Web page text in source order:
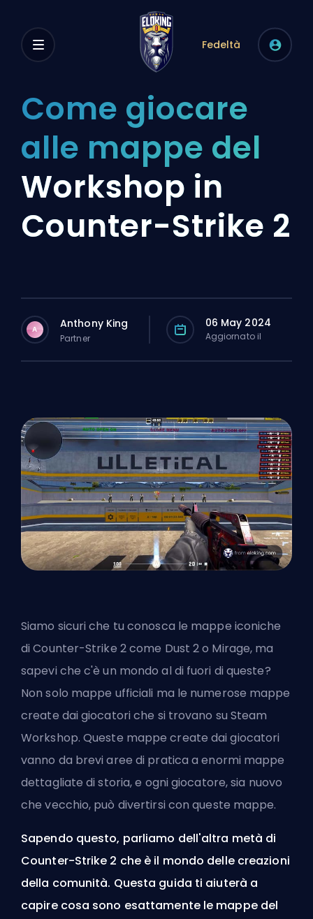
Fedeltà
Come giocare
alle mappe del
Workshop in
Counter-Strike 2
A Anthony King
Partner
06 May 2024
Aggiornato il
Siamo sicuri che tu conosca le mappe iconiche
di Counter-Strike 2 come Dust 2 o Mirage, ma
sapevi che c'è un mondo al di fuori di queste?
Non solo mappe ufficiali ma le numerose mappe
create dai giocatori che si trovano su Steam
Workshop. Queste mappe create dai giocatori
vanno da brevi aree di pratica a enormi mappe
dettagliate di storia, e ogni giocatore, sia nuovo
che vecchio, può divertirsi con queste mappe.
Sapendo questo, parliamo dell'altra metà di
Counter-Strike 2 che è il mondo delle creazioni
della comunità. Questa guida ti aiuterà a
capire cosa sono esattamente le mappe del